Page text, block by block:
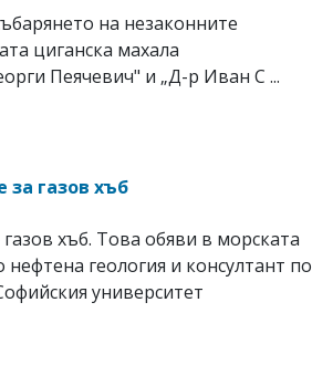
на незаконните
циганска махала
Пеячевич" и „Д-р Иван С ...
за газов хъб
хъб. Това обяви в морската
геология и консултант по
университет